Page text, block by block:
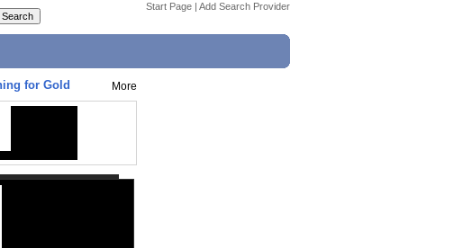
Start Page | Add Search Provider
for Gold More